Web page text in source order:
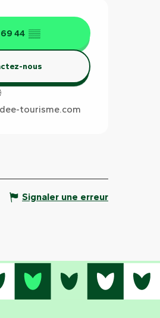
coordonnées
69 44 ▒▒
nous
tourisme.com
Signaler une erreur